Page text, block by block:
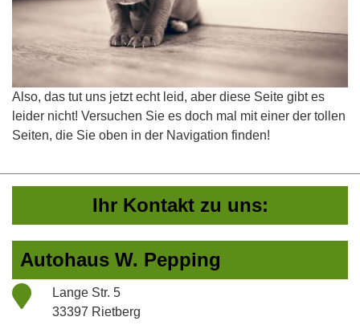
Also, das tut uns jetzt echt leid, aber diese Seite gibt es
leider nicht! Versuchen Sie es doch mal mit einer der tollen
Seiten, die Sie oben in der Navigation finden!
Ihr Kontakt zu uns:
Autohaus W. Pepping
Lange Str. 5
33397 Rietberg